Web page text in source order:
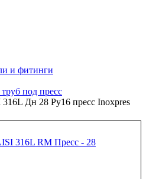
и фитинги
под пресс
Дн 28 Ру16 пресс Inoxpres